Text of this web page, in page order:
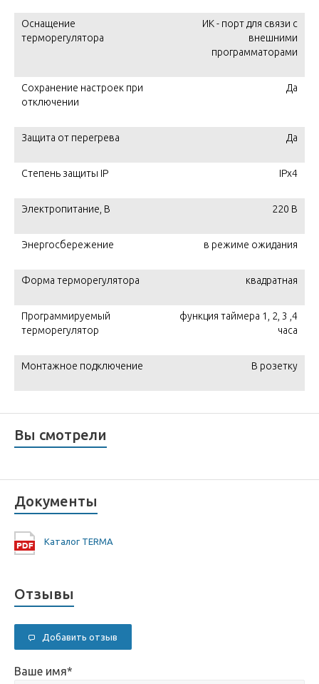
Оснащение
терморегулятора
ИК - порт для связи с
внешними
программаторами
Сохранение настроек при
отключении
Да
Защита от перегрева Да
Степень защиты IP IPx4
Электропитание, В 220 В
Энергосбережение в режиме ожидания
Форма терморегулятора квадратная
Программируемый
терморегулятор
функция таймера 1, 2, 3 ,4
часа
Монтажное подключение В розетку
Вы смотрели
Документы
Каталог TERMA
Отзывы
Добавить отзыв
Ваше имя*